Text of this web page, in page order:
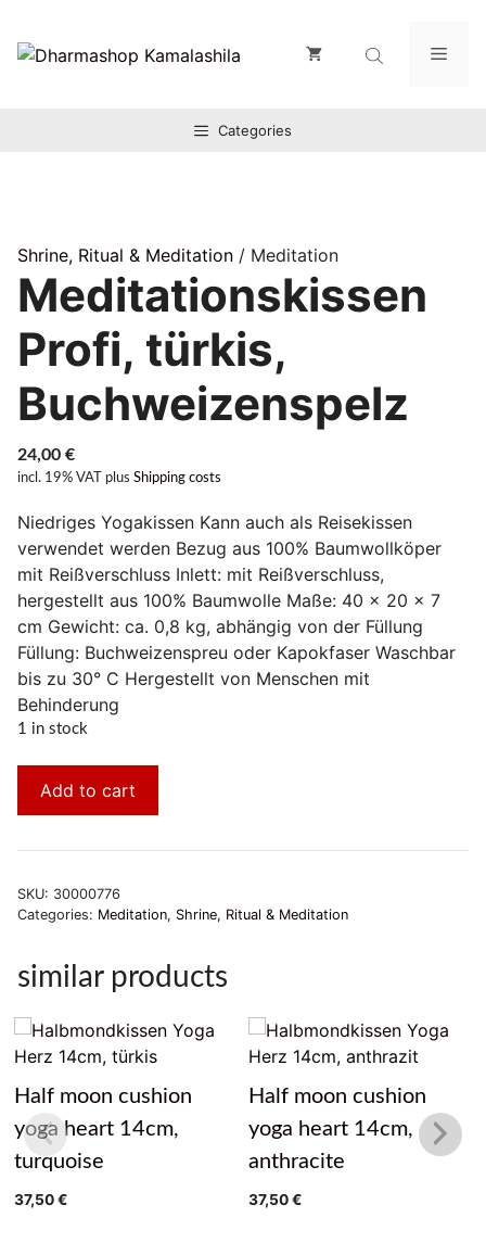
Inhalt
springen
Categories
Shrine, Ritual & Meditation / Meditation
Meditationskissen
Profi, türkis,
Buchweizenspelz
24,00 €
incl. 19% VAT plus Shipping costs
Niedriges Yogakissen Kann auch als Reisekissen
verwendet werden Bezug aus 100% Baumwollköper
mit Reißverschluss Inlett: mit Reißverschluss,
hergestellt aus 100% Baumwolle Maße: 40 x 20 x 7
cm Gewicht: ca. 0,8 kg, abhängig von der Füllung
Füllung: Buchweizenspreu oder Kapokfaser Waschbar
bis zu 30° C Hergestellt von Menschen mit
Behinderung
1 in stock
Add to cart
SKU: 30000776
Categories: Meditation, Shrine, Ritual & Meditation
similar products
Half moon cushion
yoga heart 14cm,
turquoise
37,50€
Half moon cushion
yoga heart 14cm,
anthracite
37,50€